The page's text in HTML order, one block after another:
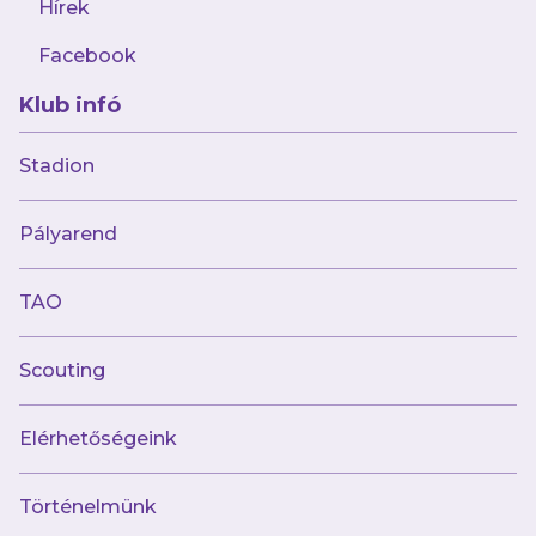
Hírek
Facebook
Klub infó
Stadion
Pályarend
TAO
Scouting
Elérhetőségeink
Történelmünk
kezdeményeztünk valamivel többet, volt is két
ígéretes lehetőségünk, de a kapura egyik
győriek akarata érvényesült, s a 63. percben
Rátonyi Soma higgadt befejezésével
ezt kihasználva pedig két veszélyes
tudott élni. Az utolsó negyedóra előtt Mundi